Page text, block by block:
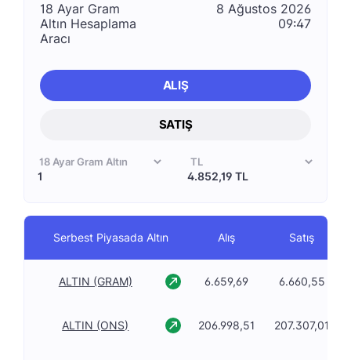
18 Ayar Gram
Altın Hesaplama
Aracı
8 Ağustos 2026
09:47
ALIŞ
SATIŞ
4.852,19 TL
Serbest Piyasada Altın Alış Satış
ALTIN (GRAM) 6.659,69 6.660,55
ALTIN (ONS) 206.998,51 207.307,01